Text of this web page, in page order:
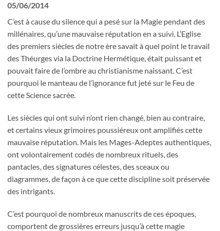
05/06/2014
C’est à cause du silence qui a pesé sur la Magie pendant des
millénaires, qu’une mauvaise réputation en a suivi. L’Eglise
des premiers siècles de notre ère savait à quel point le travail
des Théurges via la Doctrine Hermétique, était puissant et
pouvait faire de l’ombre au christianisme naissant. C’est
pourquoi le manteau de l’ignorance fut jeté sur le Feu de
cette Science sacrée.
Les siècles qui ont suivi n’ont rien changé, bien au contraire,
et certains vieux grimoires poussiéreux ont amplifiés cette
mauvaise réputation. Mais les Mages-Adeptes authentiques,
ont volontairement codés de nombreux rituels, des
pantacles, des signatures célestes, des sceaux ou
diagrammes, de façon à ce que cette discipline soit préservée
des intrigants.
C’est pourquoi de nombreux manuscrits de ces époques,
comportent de grossières erreurs jusqu’à cette magie